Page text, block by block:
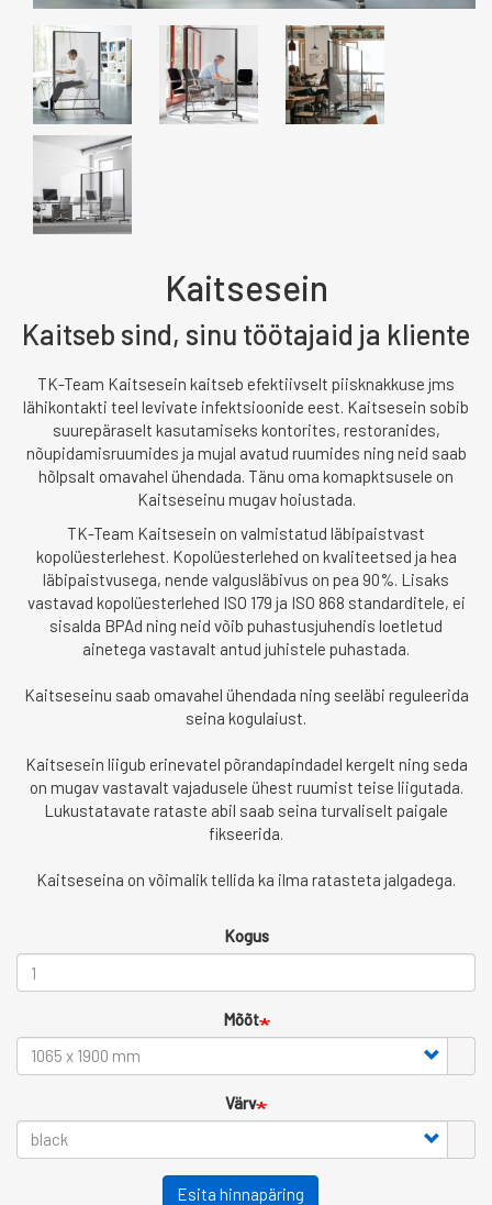
Kaitsesein
Kaitseb sind, sinu töötajaid ja kliente
TK-Team Kaitsesein kaitseb efektiivselt piisknakkuse jms
lähikontakti teel levivate infektsioonide eest. Kaitsesein sobib
suurepäraselt kasutamiseks kontorites, restoranides,
nõupidamisruumides ja mujal avatud ruumides ning neid saab
hõlpsalt omavahel ühendada. Tänu oma komapktsusele on
Kaitseseinu mugav hoiustada.
TK-Team Kaitsesein on valmistatud läbipaistvast
kopolüesterlehest. Kopolüesterlehed on kvaliteetsed ja hea
läbipaistvusega, nende valgusläbivus on pea 90%. Lisaks
vastavad kopolüesterlehed ISO 179 ja ISO 868 standarditele, ei
sisalda BPAd ning neid võib puhastusjuhendis loetletud
ainetega vastavalt antud juhistele puhastada.
Kaitseseinu saab omavahel ühendada ning seeläbi reguleerida
seina kogulaiust.
Kaitsesein liigub erinevatel põrandapindadel kergelt ning seda
on mugav vastavalt vajadusele ühest ruumist teise liigutada.
Lukustatavate rataste abil saab seina turvaliselt paigale
fikseerida.
Kaitseseina on võimalik tellida ka ilma ratasteta jalgadega.
Kogus
Mõõt
Värv
Esita hinnapäring